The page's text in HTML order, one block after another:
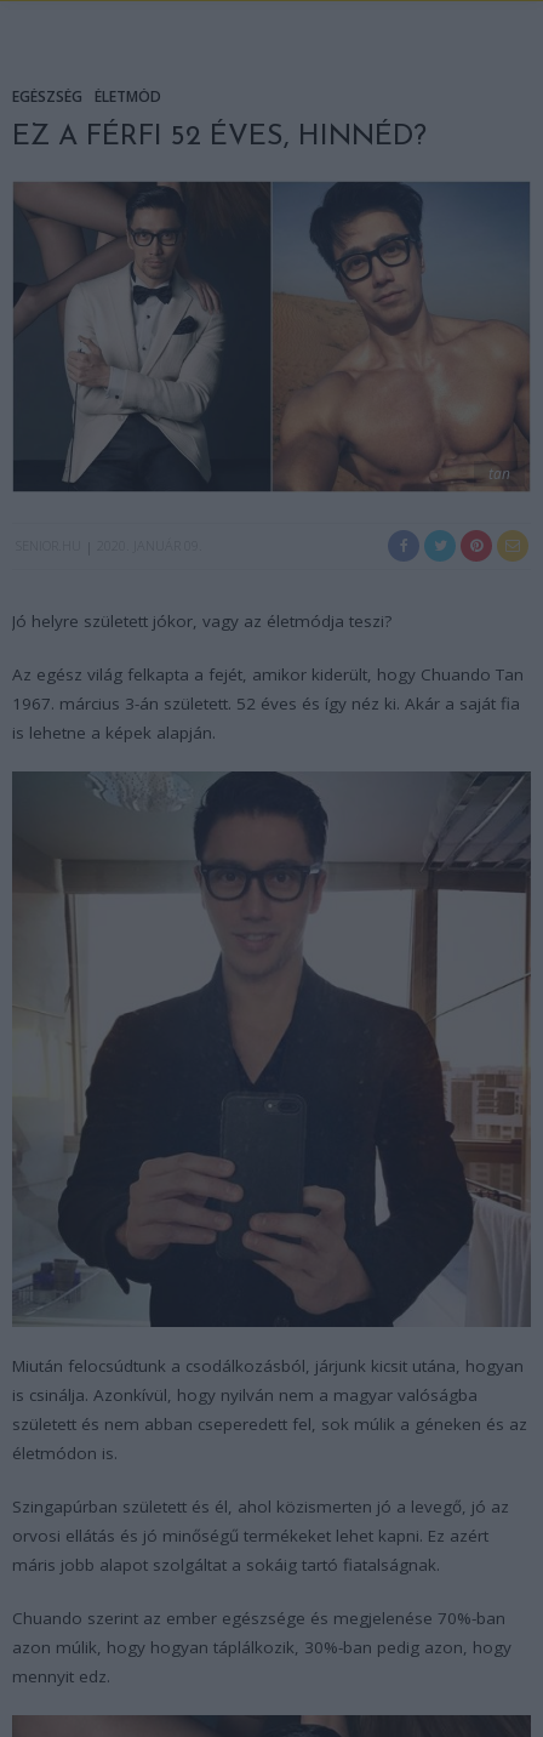
EGÉSZSÉG ÉLETMÓD
EZ A FÉRFI 52 ÉVES, HINNÉD?
tan
Jó helyre született jókor, vagy az életmódja teszi?
Az egész világ felkapta a fejét, amikor kiderült, hogy Chuando Tan
1967. március 3-án született. 52 éves és így néz ki. Akár a saját fia
is lehetne a képek alapján.
Miután felocsúdtunk a csodálkozásból, járjunk kicsit utána, hogyan
is csinálja. Azonkívül, hogy nyilván nem a magyar valóságba
született és nem abban cseperedett fel, sok múlik a géneken és az
életmódon is.
Szingapúrban született és él, ahol közismerten jó a levegő, jó az
orvosi ellátás és jó minőségű termékeket lehet kapni. Ez azért
máris jobb alapot szolgáltat a sokáig tartó fiatalságnak.
Chuando szerint az ember egészsége és megjelenése 70%-ban
azon múlik, hogy hogyan táplálkozik, 30%-ban pedig azon, hogy
mennyit edz.